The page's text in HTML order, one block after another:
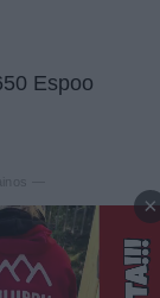
Espoo
—
×